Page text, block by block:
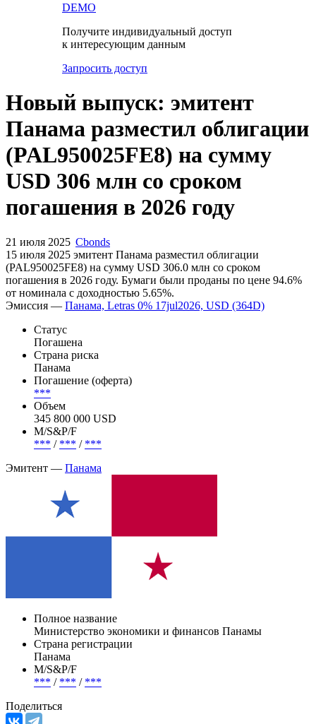
DEMO
Получите индивидуальный доступ
к интересующим данным
Запросить доступ
Новый выпуск: эмитент
Панама разместил облигации
(PAL950025FE8) на сумму
USD 306 млн со сроком
погашения в 2026 году
21 июля 2025 Cbonds
15 июля 2025 эмитент Панама разместил облигации
(PAL950025FE8) на сумму USD 306.0 млн со сроком
погашения в 2026 году. Бумаги были проданы по цене 94.6%
от номинала с доходностью 5.65%.
Эмиссия — Панама, Letras 0% 17jul2026, USD (364D)
Статус
Погашена
Страна риска
Панама
Погашение (оферта)
***
Объем
345 800 000 USD
М/S&P/F
*** / *** / ***
Эмитент — Панама
Полное название
Министерство экономики и финансов Панамы
Страна регистрации
Панама
М/S&P/F
*** / *** / ***
Поделиться